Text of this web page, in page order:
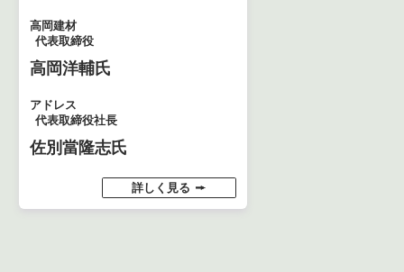
高岡建材
代表取締役
高岡洋輔氏
アドレス
代表取締役社長
佐別當隆志氏
詳しく見る